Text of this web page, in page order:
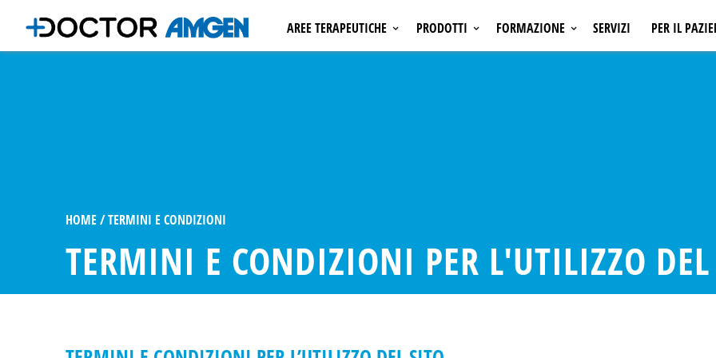
AREE TERAPEUTICHE
ONCOLOGIA
PRODOTTI
ONCOLOGIA
FORMAZIONE
INIZIATIVE ECM
SERVIZI PER IL
TERMINI E CONDIZIONI PER L'UTILIZZO
HOME TERMINI E CONDIZIONI